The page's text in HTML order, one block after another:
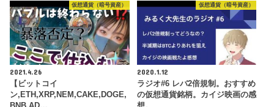
仮想通貨（暗号資産）
2021.4.26
【ビットコイ
ン,ETH,XRP,NEM,CAKE,DOGE,
仮想通貨（暗号資産）
2020.1.12
ラジオ#6 レバ2倍規制。おすすめ
の仮想通貨銘柄。カイジ映画の感